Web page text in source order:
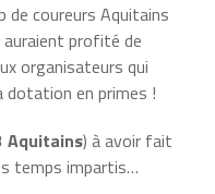
de coureurs Aquitains
auraient profité de
organisateurs qui
en primes !
Aquitains) à avoir fait
temps impartis…